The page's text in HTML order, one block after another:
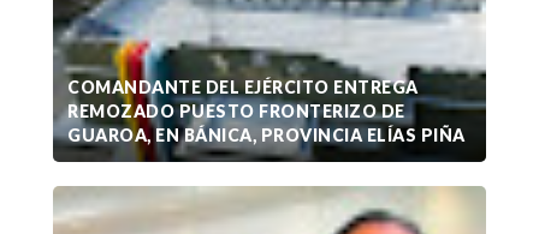
COMANDANTE DEL EJÉRCITO ENTREGA
REMOZADO PUESTO FRONTERIZO DE
GUAROA, EN BÁNICA, PROVINCIA ELÍAS PIÑA